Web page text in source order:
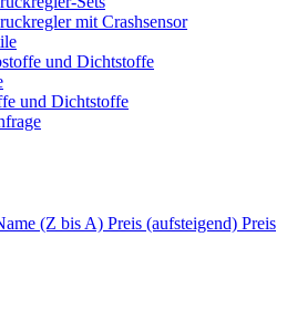
mit Crashsensor
und Dichtstoffe
und Dichtstoffe
(Z bis A) Preis (aufsteigend) Preis